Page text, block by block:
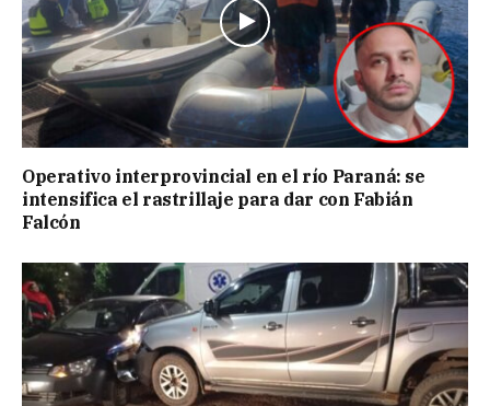
Operativo interprovincial en el río Paraná: se
intensifica el rastrillaje para dar con Fabián
Falcón